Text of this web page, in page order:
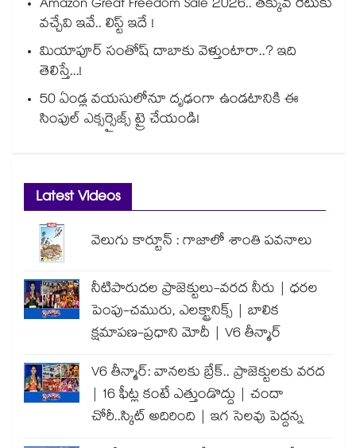
Amazon Great Freedom Sale 2026.. తక్కువ రేటుకు
వచ్చేవి ఇవే.. లిస్ట్ ఇదే !
మియాపూర్ సంతోష్ దాబాకు వెళ్తుంటారా..? ఇది
తెలిస్తే...!
50 ఏండ్ల వయసులోనూ దృఢంగా ఉండటానికి ఈ
సింపుల్ ఎక్సర్సైజ్స్ ట్రై చేయండి!
Latest Videos
వెలుగు కార్టూన్ : గాజాలో శాంతి పవనాలు
నీటిపారుదల ప్రాజెక్టులు-వరద నీరు | ధరల
పెంపు-చమురు, ఎలక్ట్రానిక్స్ | బాలిక
క్షమాపణ-ప్రధాని మోదీ | V6 తీన్మార్
V6 తీన్మార్: వానలకు బ్రేక్.. ప్రాజెక్టులకు వరద
| 16 ఫీట్ల కంటే ఎత్తుండొద్దు | చందా
చోరీ..స్కిట్ అదిరింది | ఇగ సెలవు పెద్దన్న